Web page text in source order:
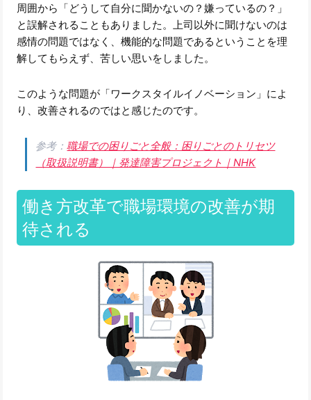
周囲から「どうして自分に聞かないの？嫌っているの？」
と誤解されることもありました。上司以外に聞けないのは
感情の問題ではなく、機能的な問題であるということを理
解してもらえず、苦しい思いをしました。
このような問題が「ワークスタイルイノベーション」によ
り、改善されるのではと感じたのです。
参考：職場での困りごと全般：困りごとのトリセツ
（取扱説明書）｜発達障害プロジェクト｜NHK
働き方改革で職場環境の改善が期
待される